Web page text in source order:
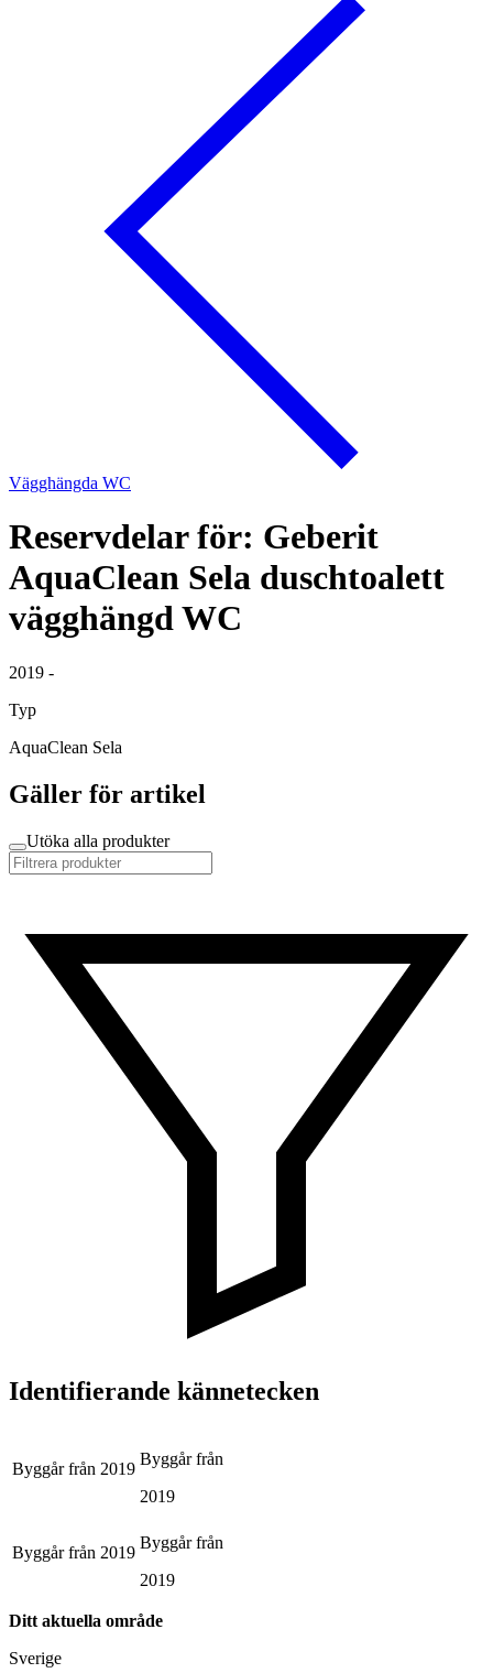
Vägghängda WC
Reservdelar för: Geberit
AquaClean Sela duschtoalett
vägghängd WC
2019 -
Typ
AquaClean Sela
Gäller för artikel
Utöka alla produkter
Identifierande kännetecken
Byggår från 2019
Byggår från
2019
Byggår från 2019
Byggår från
2019
Ditt aktuella område
Sverige